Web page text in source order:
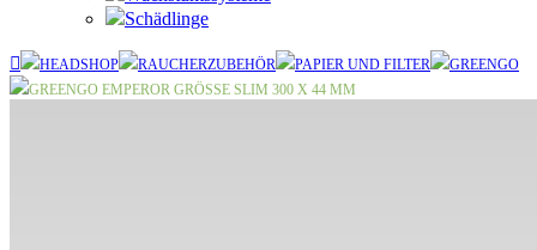
Schädlinge
HEADSHOP RAUCHERZUBEHÖR PAPIER UND FILTER
GREENGO
GREENGO EMPEROR GRÖSSE SLIM 300 X 44 MM